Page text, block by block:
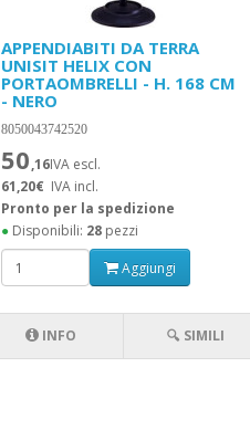
APPENDIABITI DA TERRA
UNISIT HELIX CON
PORTAOMBRELLI - H. 168 CM
- NERO
8050043742520
50,16IVA escl.
61,20€ IVA incl.
Pronto per la spedizione
●Disponibili: 28pezzi
Aggiungi
INFO 🔍 SIMILI